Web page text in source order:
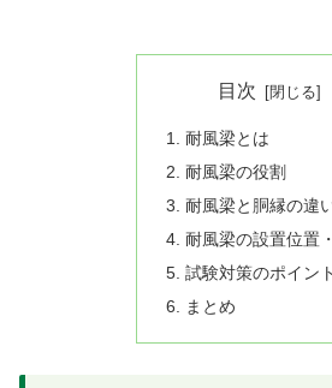
目次
耐風梁とは
耐風梁の役割
耐風梁と胴縁の違
耐風梁の設置位置
試験対策のポイント
まとめ